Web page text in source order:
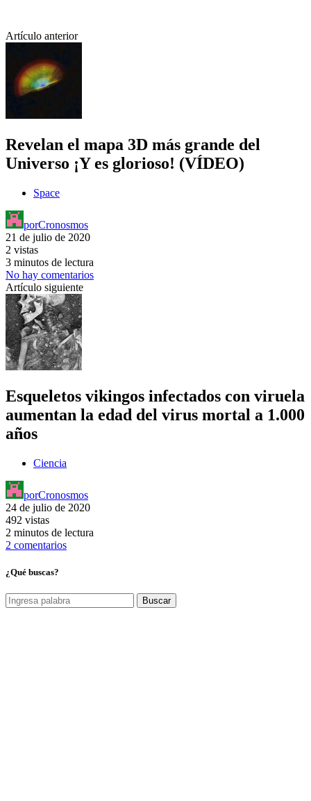
Artículo anterior
Revelan el mapa 3D más grande del
Universo ¡Y es glorioso! (VÍDEO)
Space
porCronosmos
21 de julio de 2020
2 vistas
3 minutos de lectura
No hay comentarios
Artículo siguiente
Esqueletos vikingos infectados con viruela
aumentan la edad del virus mortal a 1.000
años
Ciencia
porCronosmos
24 de julio de 2020
492 vistas
2 minutos de lectura
2 comentarios
¿Qué buscas?
Buscar